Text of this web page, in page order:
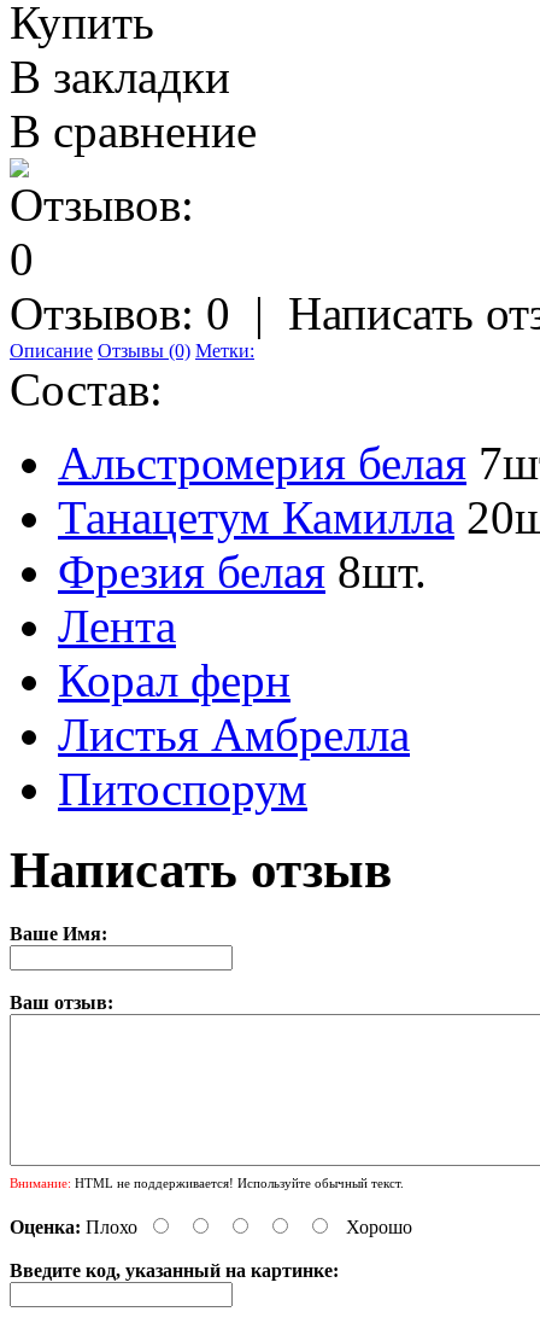
Купить
В закладки
В сравнение
Отзывов: 0 | Написать
Описание Отзывы (0) Метки:
Состав:
Альстромерия белая
Танацетум Камилла
Фрезия белая 8шт.
Лента
Корал ферн
Листья Амбрелла
Питоспорум
Написать отзыв
Ваше Имя:
Ваш отзыв:
Внимание: HTML не поддерживается! Используйте обычный текст.
Оценка: Плохо Хорошо
Введите код, указанный на картинке: